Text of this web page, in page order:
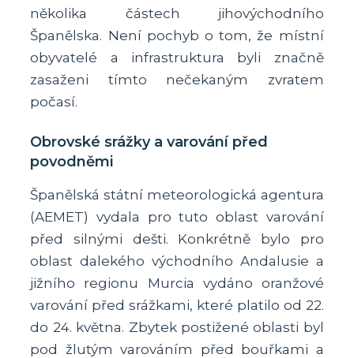
několika částech jihovýchodního
Španělska. Není pochyb o tom, že místní
obyvatelé a infrastruktura byli značně
zasaženi tímto nečekaným zvratem
počasí.
Obrovské srážky a varování před
povodněmi
Španělská státní meteorologická agentura
(AEMET) vydala pro tuto oblast varování
před silnými dešti. Konkrétně bylo pro
oblast dalekého východního Andalusie a
jižního regionu Murcia vydáno oranžové
varování před srážkami, které platilo od 22.
do 24. května. Zbytek postižené oblasti byl
pod žlutým varováním před bouřkami a